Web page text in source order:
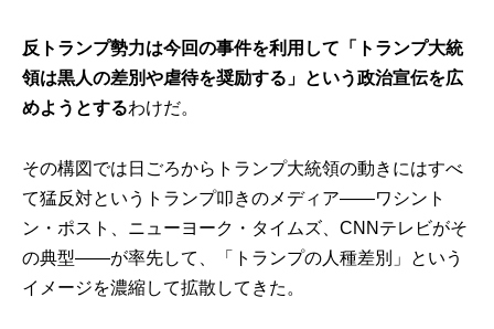
反トランプ勢力は今回の事件を利用して「トランプ大統
領は黒人の差別や虐待を奨励する」という政治宣伝を広
めようとするわけだ。
その構図では日ごろからトランプ大統領の動きにはすべ
て猛反対というトランプ叩きのメディア――ワシント
ン・ポスト、ニューヨーク・タイムズ、CNNテレビがそ
の典型――が率先して、「トランプの人種差別」という
イメージを濃縮して拡散してきた。